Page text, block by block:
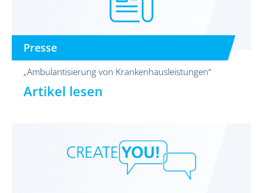
Presse
„Ambulantisierung von Krankenhausleistungen“
Artikel lesen